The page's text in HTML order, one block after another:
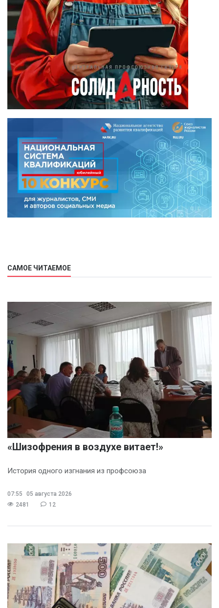
САМОЕ ЧИТАЕМОЕ
«Шизофрения в воздухе витает!»
История одного изгнания из профсоюза
07:55
05 августа 2026
2481
12